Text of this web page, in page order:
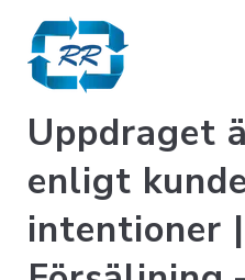
Uppdraget
enligt
intentioner